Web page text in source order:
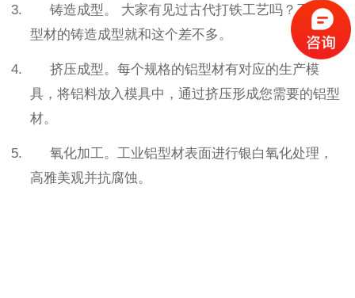
3. 铸造成型。 大家有见过古代打铁工艺吗？工业铝
型材的铸造成型就和这个差不多。
4. 挤压成型。每个规格的铝型材有对应的生产模
具，将铝料放入模具中，通过挤压形成您需要的铝型
材。
5. 氧化加工。工业铝型材表面进行银白氧化处理，
高雅美观并抗腐蚀。